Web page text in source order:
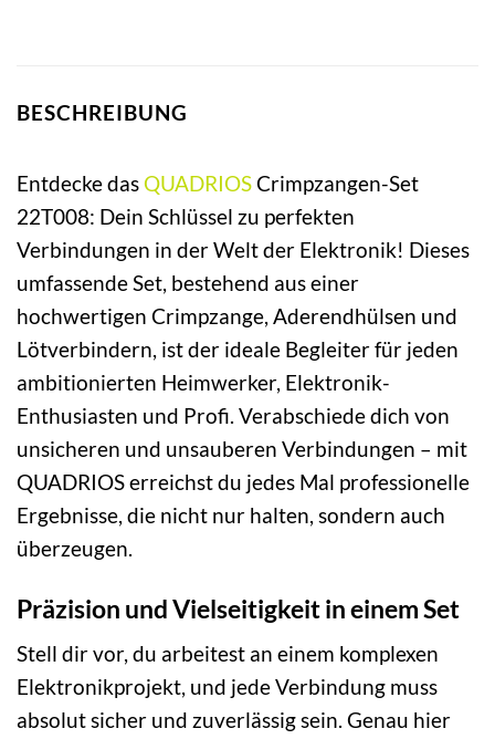
BESCHREIBUNG
Entdecke das QUADRIOSCrimpzangen-Set
22T008: Dein Schlüssel zu perfekten
Verbindungen in der Welt der Elektronik! Dieses
umfassende Set, bestehend aus einer
hochwertigen Crimpzange, Aderendhülsen und
Lötverbindern, ist der ideale Begleiter für jeden
ambitionierten Heimwerker, Elektronik-
Enthusiasten und Profi. Verabschiede dich von
unsicheren und unsauberen Verbindungen – mit
QUADRIOS erreichst du jedes Mal professionelle
Ergebnisse, die nicht nur halten, sondern auch
überzeugen.
Präzision und Vielseitigkeit in einem Set
Stell dir vor, du arbeitest an einem komplexen
Elektronikprojekt, und jede Verbindung muss
absolut sicher und zuverlässig sein. Genau hier